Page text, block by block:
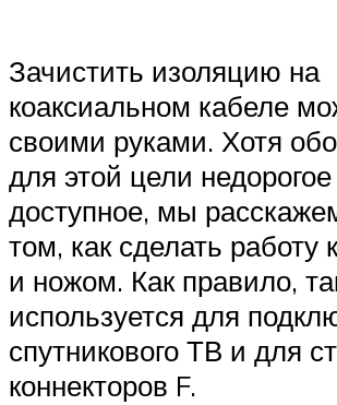
Зачистить изоляцию на
коаксиальном кабеле
своими руками. Хотя
для этой цели
доступное, мы
том, как сделать работу
и ножом. Как правило,
используется для
спутникового ТВ и для
коннекторов F.